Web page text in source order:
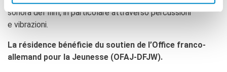
sonora del film, in particolare attraverso percussioni
e vibrazioni.
La résidence bénéficie du soutien de l’Office franco-
allemand pour la Jeunesse (OFAJ-DFJW).